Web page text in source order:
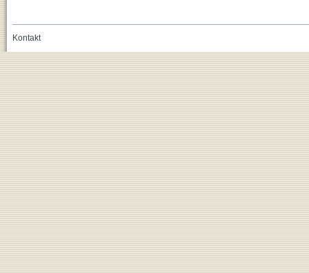
Kontakt